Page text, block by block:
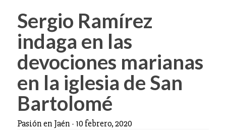
Sergio Ramírez
indaga en las
devociones marianas
en la iglesia de San
Bartolomé
Pasión en Jaén - 10 febrero, 2020